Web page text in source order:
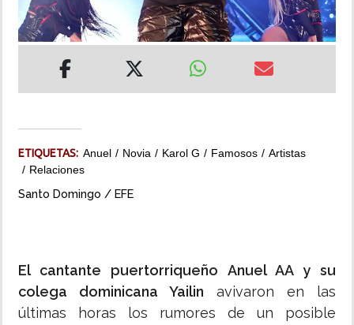
IMPRESO
ETIQUETAS: Anuel Novia Karol G Famosos
Artistas
Relaciones
Santo Domingo / EFE
El cantante puertorriqueño Anuel AA y su
colega dominicana Yailin avivaron en las
últimas horas los rumores de un posible